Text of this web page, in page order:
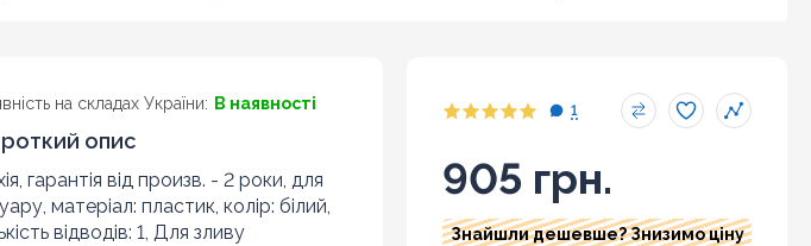
на складах України: В наявності
опис
гарантія від произв. - 2 роки, для
матеріал: пластик, колір: білий,
відводів: 1, Для зливу
1
905 грн.
Знайшли дешевше? Знизимо ціну